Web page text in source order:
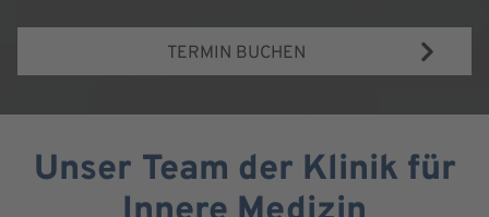
TERMIN BUCHEN
Unser Team der Klinik für